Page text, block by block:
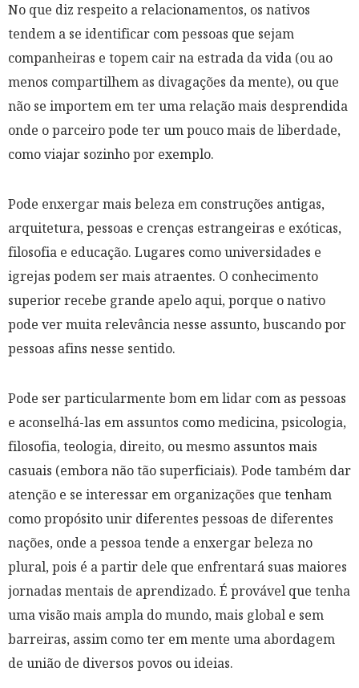
No que diz respeito a relacionamentos, os nativos
tendem a se identificar com pessoas que sejam
companheiras e topem cair na estrada da vida (ou ao
menos compartilhem as divagações da mente), ou que
não se importem em ter uma relação mais desprendida
onde o parceiro pode ter um pouco mais de liberdade,
como viajar sozinho por exemplo.
Pode enxergar mais beleza em construções antigas,
arquitetura, pessoas e crenças estrangeiras e exóticas,
filosofia e educação. Lugares como universidades e
igrejas podem ser mais atraentes. O conhecimento
superior recebe grande apelo aqui, porque o nativo
pode ver muita relevância nesse assunto, buscando por
pessoas afins nesse sentido.
Pode ser particularmente bom em lidar com as pessoas
e aconselhá-las em assuntos como medicina, psicologia,
filosofia, teologia, direito, ou mesmo assuntos mais
casuais (embora não tão superficiais). Pode também dar
atenção e se interessar em organizações que tenham
como propósito unir diferentes pessoas de diferentes
nações, onde a pessoa tende a enxergar beleza no
plural, pois é a partir dele que enfrentará suas maiores
jornadas mentais de aprendizado. É provável que tenha
uma visão mais ampla do mundo, mais global e sem
barreiras, assim como ter em mente uma abordagem
de união de diversos povos ou ideias.